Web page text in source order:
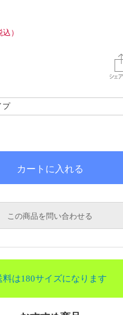
込）
この商品を問い合わせる
料は180サイズになります